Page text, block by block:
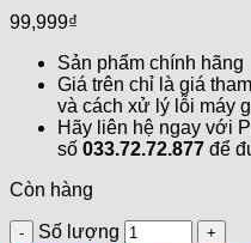
99,999₫
Sản phẩm chính hãng
Giá trên chỉ là giá
và cách xử lý lỗi máy
Hãy liên hệ ngay với
số 033.72.72.877 để
Còn hàng
Số lượng